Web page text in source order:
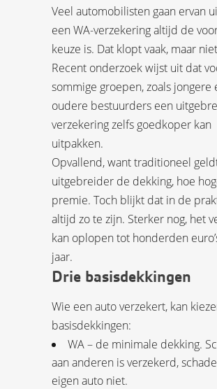
Veel automobilisten gaan ervan
een WA-verzekering altijd de
keuze is. Dat klopt vaak, maar
Recent onderzoek wijst uit dat
sommige groepen, zoals jongere
oudere bestuurders een
verzekering zelfs goedkoper kan
uitpakken.
Opvallend, want traditioneel
uitgebreider de dekking, hoe
premie. Toch blijkt dat in de
altijd zo te zijn. Sterker nog, het
kan oplopen tot honderden
jaar.
Drie basisdekkingen
Wie een auto verzekert, kan
basisdekkingen:
WA – de minimale dekking.
aan anderen is verzekerd,
eigen auto niet.